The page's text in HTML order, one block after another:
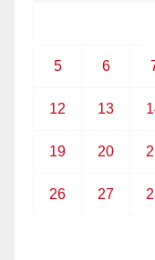
5 6
12 13
19 20
26 27